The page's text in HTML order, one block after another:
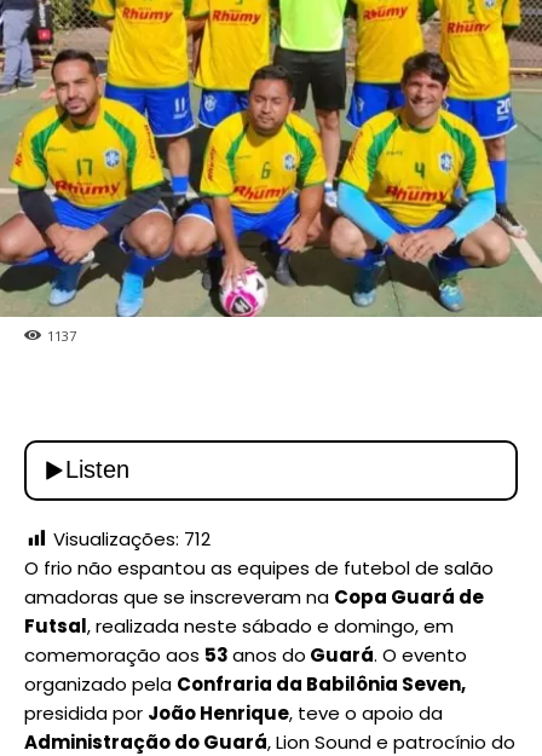
1137
Visualizações: 712
O frio não espantou as equipes de futebol de salão
amadoras que se inscreveram na Copa Guará de
Futsal, realizada neste sábado e domingo, em
comemoração aos 53anos do Guará. O evento
organizado pela Confraria da Babilônia Seven,
presidida por João Henrique, teve o apoio da
Administração do Guará, Lion Sound e patrocínio do